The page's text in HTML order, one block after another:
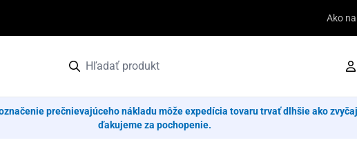
Ako
prečnievajúceho nákladu môže expedícia tovaru trvať dlhšie ako
ďakujeme za pochopenie.